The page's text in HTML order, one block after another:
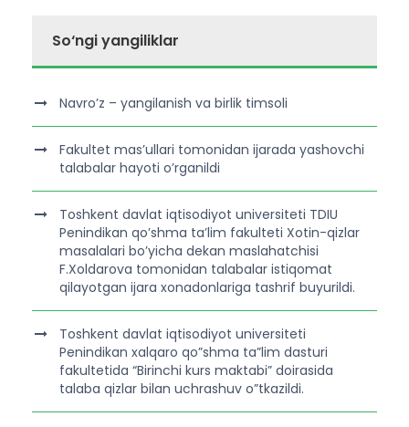
So‘ngi yangiliklar
Navro’z – yangilanish va birlik timsoli
Fakultet mas’ullari tomonidan ijarada yashovchi
talabalar hayoti o’rganildi
Toshkent davlat iqtisodiyot universiteti TDIU
Penindikan qo’shma ta’lim fakulteti Xotin-qizlar
masalalari bo’yicha dekan maslahatchisi
F.Xoldarova tomonidan talabalar istiqomat
qilayotgan ijara xonadonlariga tashrif buyurildi.
Toshkent davlat iqtisodiyot universiteti
Penindikan xalqaro qo”shma ta”lim dasturi
fakultetida “Birinchi kurs maktabi” doirasida
talaba qizlar bilan uchrashuv o”tkazildi.